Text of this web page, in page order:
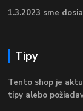
1.3.2023 sme
Tipy
Tento shop je
tipy alebo